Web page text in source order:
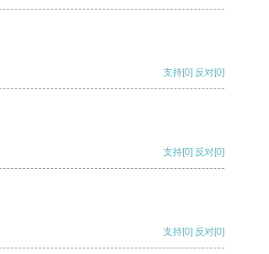
支持[0] 反对[0]
支持[0] 反对[0]
支持[0] 反对[0]